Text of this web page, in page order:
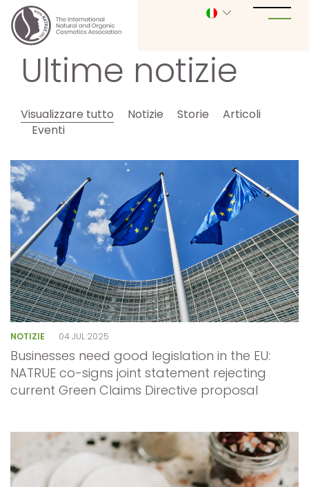
Ultime notizie
Visualizzare tutto Notizie Storie
Articoli
Eventi
NOTIZIE 04 JUL 2025
Businesses need good legislation in the EU:
NATRUE co-signs joint statement rejecting
current Green Claims Directive proposal